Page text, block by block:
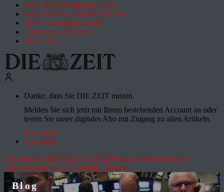
Most Wanted Employer 2026
How it works: Studium und Job
ZEIT Forschungskosmos
Deutsches Schulportal
ZEIT für X
Danke, dass Sie DIE ZEIT nutzen.
Melden Sie sich jetzt mit Ihrem bestehenden Account an oder
testen Sie unser digitales Abo mit Zugang zu allen Artikeln.
Abo testen
Anmelden
Die aktuelle ZEITHitze und DürreMigrationRenteInitiative
"Deutschland spricht"Aktuelle Themen
Blog